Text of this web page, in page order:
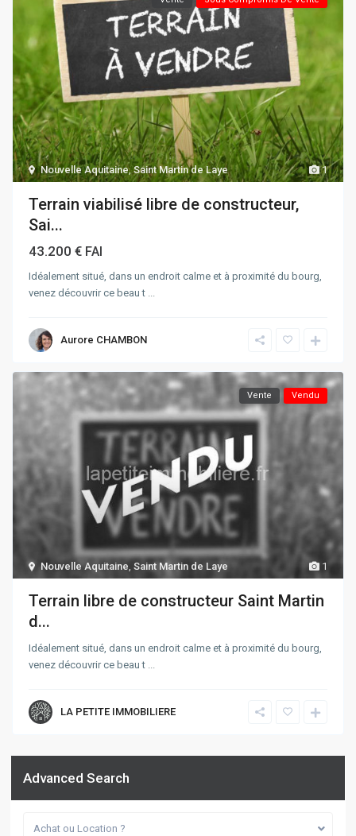
1
Nouvelle Aquitaine,Saint Martin de Laye
Terrain viabilisé libre de constructeur,
Sai...
43.200 € FAI
Idéalement situé, dans un endroit calme et à proximité du bourg,
venez découvrir ce beau t ...
Aurore CHAMBON
1
Nouvelle Aquitaine,Saint Martin de Laye
Vente Vendu
Terrain libre de constructeur Saint Martin
d...
Idéalement situé, dans un endroit calme et à proximité du bourg,
venez découvrir ce beau t ...
LA PETITE IMMOBILIERE
Advanced Search
Achat ou Location ?